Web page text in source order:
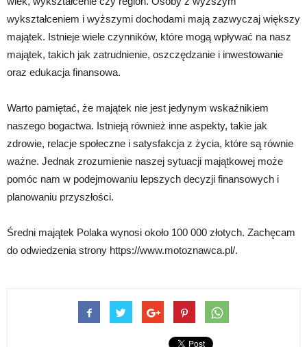
wykształceniem i wyższymi dochodami mają zazwyczaj większy
majątek. Istnieje wiele czynników, które mogą wpływać na nasz
majątek, takich jak zatrudnienie, oszczędzanie i inwestowanie
oraz edukacja finansowa.
Warto pamiętać, że majątek nie jest jedynym wskaźnikiem
naszego bogactwa. Istnieją również inne aspekty, takie jak
zdrowie, relacje społeczne i satysfakcja z życia, które są równie
ważne. Jednak zrozumienie naszej sytuacji majątkowej może
pomóc nam w podejmowaniu lepszych decyzji finansowych i
planowaniu przyszłości.
Średni majątek Polaka wynosi około 100 000 złotych. Zachęcam
do odwiedzenia strony https://www.motoznawca.pl/.